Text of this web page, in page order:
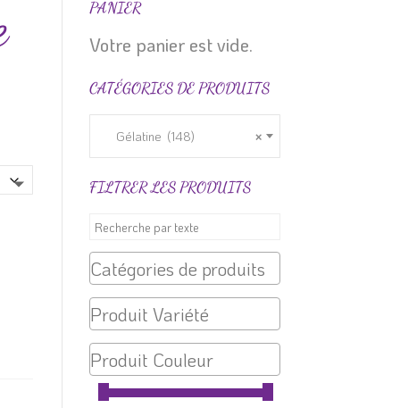
PANIER
Votre panier est vide.
CATÉGORIES DE PRODUITS
×
Gélatine (148)
FILTRER LES PRODUITS